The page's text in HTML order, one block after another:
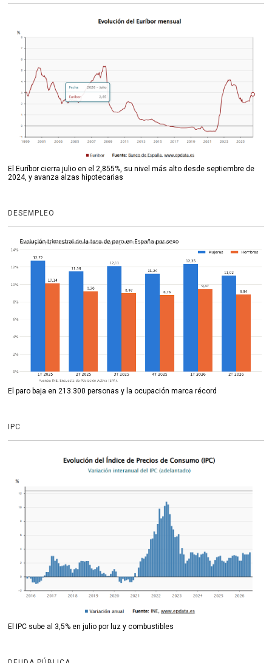
El Euríbor cierra julio en el 2,855%, su nivel más alto desde septiembre de
2024, y avanza alzas hipotecarias
DESEMPLEO
El paro baja en 213.300 personas y la ocupación marca récord
IPC
El IPC sube al 3,5% en julio por luz y combustibles